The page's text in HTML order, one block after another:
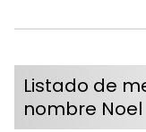
Listado de
nombre Noel